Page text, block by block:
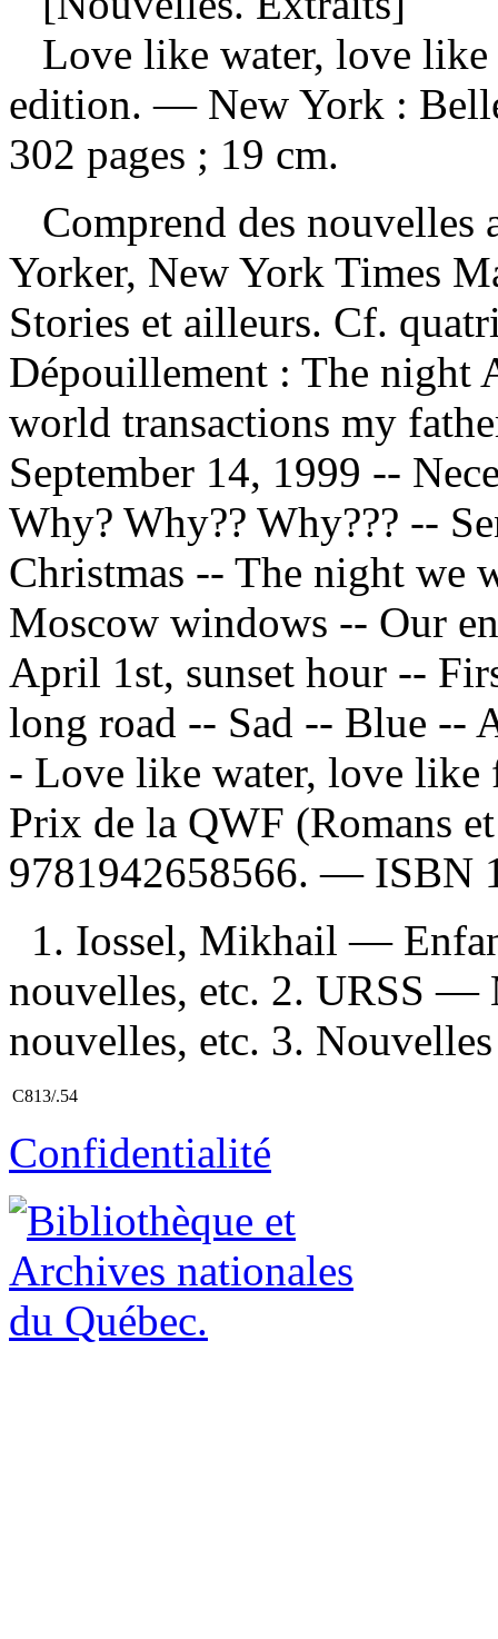
Love like water, love
edition. — New York :
302 pages ; 19 cm.
Comprend des nouvelles
Yorker, New York Times
Stories et ailleurs. Cf.
Dépouillement : The night
world transactions my
September 14, 1999 --
Why? Why?? Why??? --
Christmas -- The night we
Moscow windows -- Our
April 1st, sunset hour --
long road -- Sad -- Blue --
- Love like water, love
Prix de la QWF (Romans
9781942658566. — ISBN
1. Iossel, Mikhail —
nouvelles, etc. 2. URSS
nouvelles, etc. 3.
C813/.54
Confidentialité